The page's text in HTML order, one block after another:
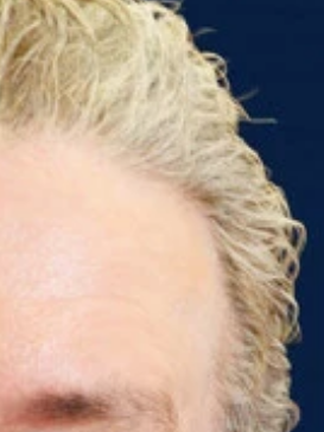
などにするパフォーマンス。「
で「安心してください、穿いて
かしてしまうこと
区長が「ハロウィン目的で渋谷に